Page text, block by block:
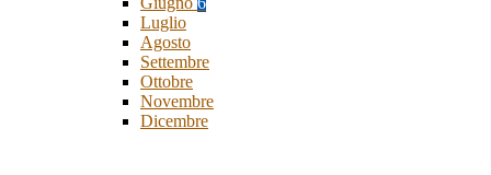
Luglio
Agosto
Settembre
Ottobre
Novembre
Dicembre